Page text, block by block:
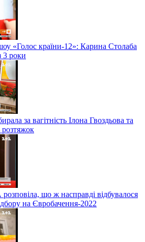
«Голос країни-12»: Карина Столаба
3 роки
за вагітність Ілона Гвоздьова та
що ж насправді відбувалося
на Євробачення-2022